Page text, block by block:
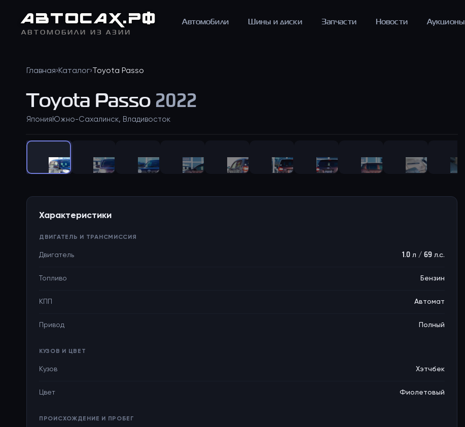
АВТОСАХ.РФ
АВТОМОБИЛИ ИЗ АЗИИ
Автомобили Шины и диски Запчасти Новости Аукционы
Главная›Каталог› Toyota Passo
Toyota Passo2022
Япония Южно-Сахалинск, Владивосток
Характеристики
ДВИГАТЕЛЬ И ТРАНСМИССИЯ
Двигатель 1.0 л / 69 л.с.
Топливо Бензин
КПП Автомат
Привод Полный
КУЗОВ И ЦВЕТ
Кузов Хэтчбек
Цвет Фиолетовый
ПРОИСХОЖДЕНИЕ И ПРОБЕГ